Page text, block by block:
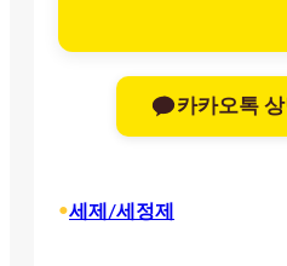
카카오톡 상
•세제/세정제